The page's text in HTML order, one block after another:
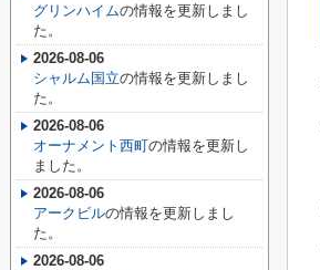
グリンハイムの情報を更新しまし
た。
2026-08-06
シャルム国立の情報を更新しまし
た。
2026-08-06
オーナメント西町の情報を更新し
ました。
2026-08-06
アークビルの情報を更新しまし
た。
2026-08-06